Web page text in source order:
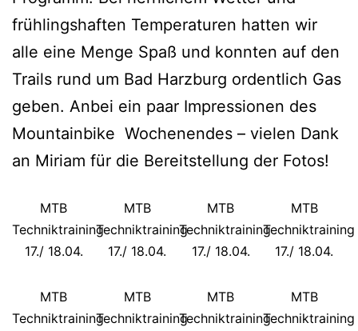
frühlingshaften Temperaturen hatten wir
alle eine Menge Spaß und konnten auf den
Trails rund um Bad Harzburg ordentlich Gas
geben. Anbei ein paar Impressionen des
Mountainbike Wochenendes – vielen Dank
an Miriam für die Bereitstellung der Fotos!
MTB
Techniktraining
17./ 18.04.
MTB
Techniktraining
17./ 18.04.
MTB
Techniktraining
17./ 18.04.
MTB
Techniktraining
17./ 18.04.
MTB
Techniktraining
MTB
Techniktraining
MTB
Techniktraining
MTB
Techniktraining